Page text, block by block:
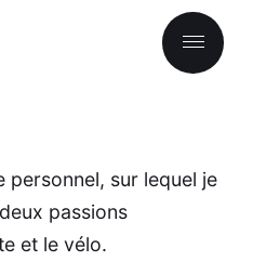
personnel, sur lequel je
passions
et le vélo.